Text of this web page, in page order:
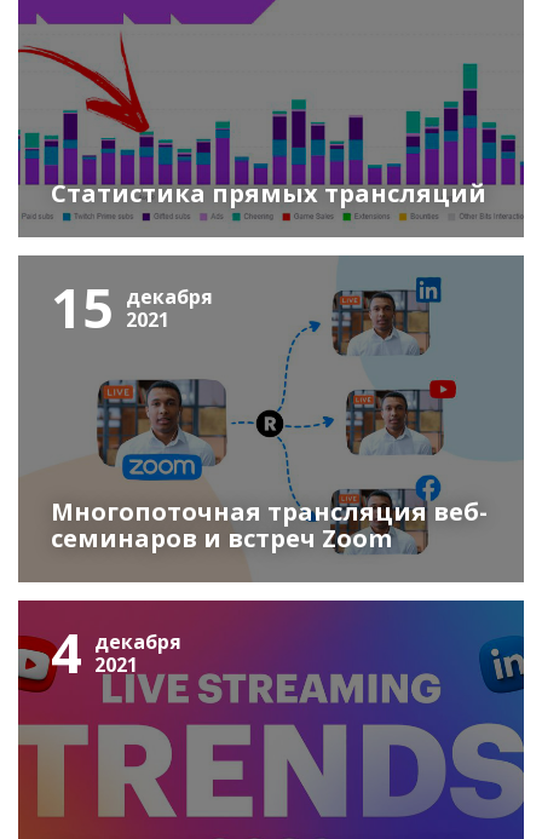
Статистика прямых трансляций
15 декабря
2021
Многопоточная трансляция веб-
семинаров и встреч Zoom
4 декабря
2021